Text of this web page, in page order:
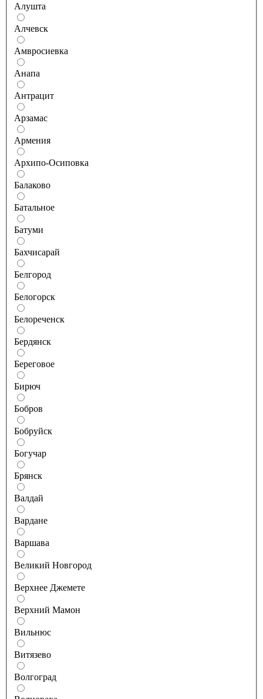
Алушта
Алчевск
Амвросиевка
Анапа
Антрацит
Арзамас
Армения
Архипо-Осиповка
Балаково
Батальное
Батуми
Бахчисарай
Белгород
Белогорск
Белореченск
Бердянск
Береговое
Бирюч
Бобров
Бобруйск
Богучар
Брянск
Валдай
Вардане
Варшава
Великий Новгород
Верхнее Джемете
Верхний Мамон
Вильнюс
Витязево
Волгоград